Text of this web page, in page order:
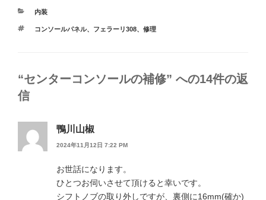
カ
ゴ
内装
タ
コンソールパネル、 フェラーリ308、 修理
“センターコンソールの補修” への14件の返
信
鴨川山椒
2024年11月12日 7:22 PM
お世話になります。
ひとつお伺いさせて頂けると幸いです。
シフトノブの取り外しですが、裏側に16mm(確か)